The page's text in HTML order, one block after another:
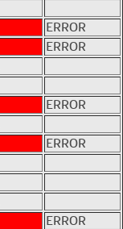
ERROR
ERROR
ERROR
ERROR
ERROR